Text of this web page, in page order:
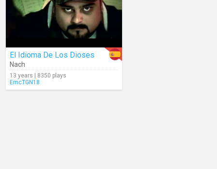
El Idioma De Los Dioses
Nach
13 years | 8350 plays
EmcTGN18